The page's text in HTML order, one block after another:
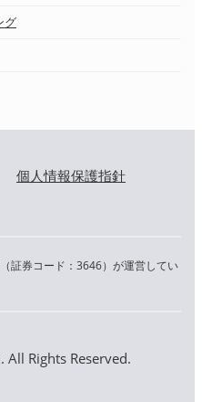
グ
個人情報保護指針
証券コード：3646）が運営してい
Rights Reserved.